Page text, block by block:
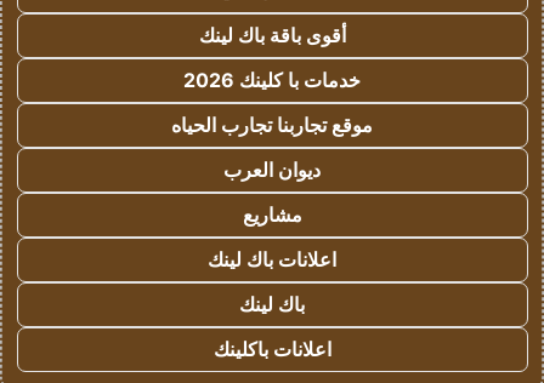
أقوى باقة باك لينك
خدمات با كلينك 2026
موقع تجاربنا تجارب الحياه
ديوان العرب
مشاريع
اعلانات باك لينك
باك لينك
اعلانات باكلينك